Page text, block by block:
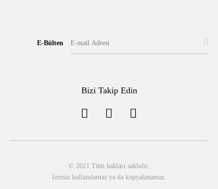
E-Bülten
Bizi Takip Edin
© 2021 Tüm hakları saklıdır.
İzinsiz kullanılamaz ya da kopyalanamaz.